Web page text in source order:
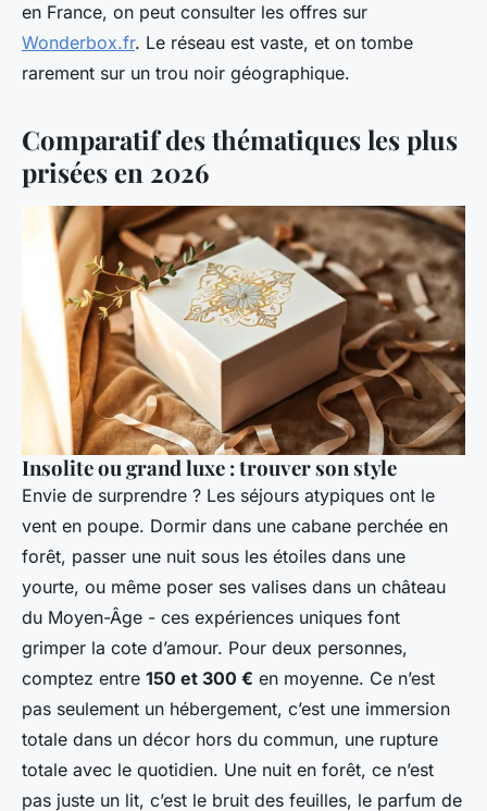
en France, on peut consulter les offres sur
Wonderbox.fr. Le réseau est vaste, et on tombe
rarement sur un trou noir géographique.
Comparatif des thématiques les plus
prisées en 2026
Insolite ou grand luxe : trouver son style
Envie de surprendre ? Les séjours atypiques ont le
vent en poupe. Dormir dans une cabane perchée en
forêt, passer une nuit sous les étoiles dans une
yourte, ou même poser ses valises dans un château
du Moyen-Âge - ces expériences uniques font
grimper la cote d’amour. Pour deux personnes,
comptez entre 150 et 300 € en moyenne. Ce n’est
pas seulement un hébergement, c’est une immersion
totale dans un décor hors du commun, une rupture
totale avec le quotidien. Une nuit en forêt, ce n’est
pas juste un lit, c’est le bruit des feuilles, le parfum de